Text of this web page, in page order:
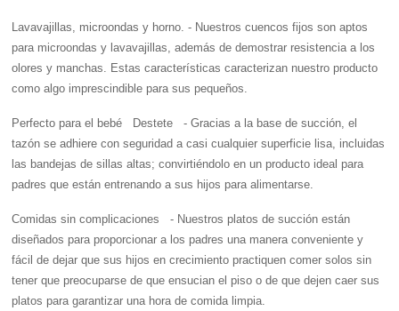
Lavavajillas, microondas y horno.- Nuestros cuencos fijos son aptos
para microondas y lavavajillas, además de demostrar resistencia a los
olores y manchas. Estas características caracterizan nuestro producto
como algo imprescindible para sus pequeños.
Perfecto para el bebé Destete- Gracias a la base de succión, el
tazón se adhiere con seguridad a casi cualquier superficie lisa, incluidas
las bandejas de sillas altas; convirtiéndolo en un producto ideal para
padres que están entrenando a sus hijos para alimentarse.
Comidas sin complicaciones
- Nuestros platos de succión están
diseñados para proporcionar a los padres una manera conveniente y
fácil de dejar que sus hijos en crecimiento practiquen comer solos sin
tener que preocuparse de que ensucian el piso o de que dejen caer sus
platos para garantizar una hora de comida limpia.